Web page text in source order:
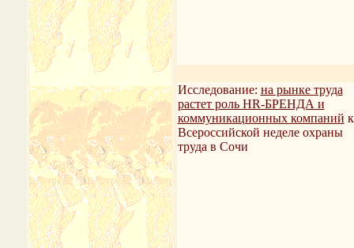
Исследование: на рынке труда
растет роль HR-БРЕНДА и
коммуникационных компаний к
Всероссийской неделе охраны
труда в Сочи